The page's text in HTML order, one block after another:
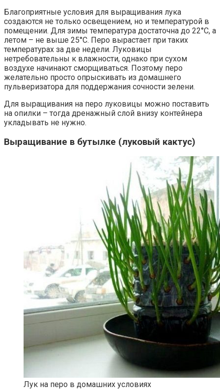
Благоприятные условия для выращивания лука
создаются не только освещением, но и температурой в
помещении. Для зимы температура достаточна до 22°С, а
летом – не выше 25°С. Перо вырастает при таких
температурах за две недели. Луковицы
нетребовательны к влажности, однако при сухом
воздухе начинают сморщиваться. Поэтому перо
желательно просто опрыскивать из домашнего
пульверизатора для поддержания сочности зелени.
Для выращивания на перо луковицы можно поставить
на опилки – тогда дренажный слой внизу контейнера
укладывать не нужно.
Выращивание в бутылке (луковый кактус)
Лук на перо в домашних условиях